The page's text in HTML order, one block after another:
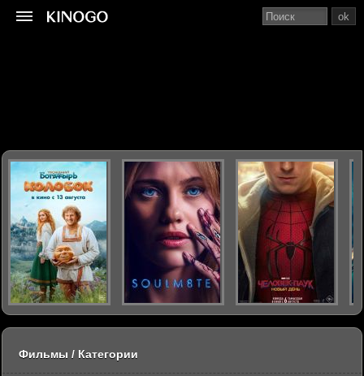
ok
Фильмы / Категории